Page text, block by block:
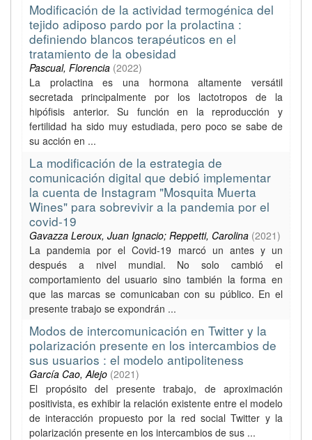
Modificación de la actividad termogénica del
tejido adiposo pardo por la prolactina :
definiendo blancos terapéuticos en el
tratamiento de la obesidad
Pascual, Florencia (2022)
La prolactina es una hormona altamente versátil
secretada principalmente por los lactotropos de la
hipófisis anterior. Su función en la reproducción y
fertilidad ha sido muy estudiada, pero poco se sabe de
su acción en ...
La modificación de la estrategia de
comunicación digital que debió implementar
la cuenta de Instagram "Mosquita Muerta
Wines" para sobrevivir a la pandemia por el
covid-19
Gavazza Leroux, Juan Ignacio; Reppetti, Carolina (2021)
La pandemia por el Covid-19 marcó un antes y un
después a nivel mundial. No solo cambió el
comportamiento del usuario sino también la forma en
que las marcas se comunicaban con su público. En el
presente trabajo se expondrán ...
Modos de intercomunicación en Twitter y la
polarización presente en los intercambios de
sus usuarios : el modelo antipoliteness
García Cao, Alejo (2021)
El propósito del presente trabajo, de aproximación
positivista, es exhibir la relación existente entre el modelo
de interacción propuesto por la red social Twitter y la
polarización presente en los intercambios de sus ...